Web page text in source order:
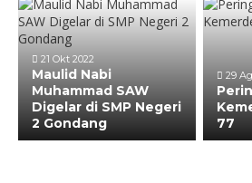
21 Okt 2022
Maulid Nabi
Muhammad SAW
Digelar di SMP Negeri
2 Gondang
29
77